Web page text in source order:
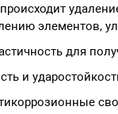
элементов,
для
и